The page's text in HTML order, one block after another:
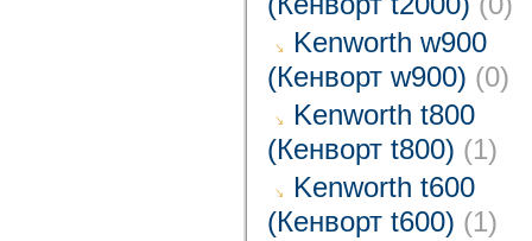
Kenworth w900
(Кенворт w900) (0)
Kenworth t800
(Кенворт t800) (1)
Kenworth t600
(Кенворт t600) (1)